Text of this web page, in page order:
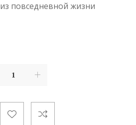
повседневной жизни